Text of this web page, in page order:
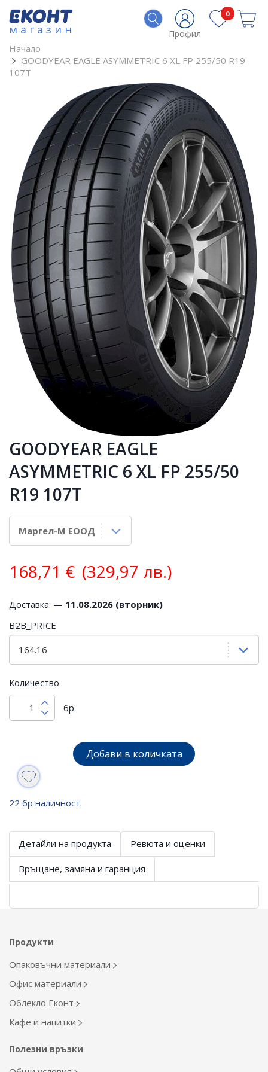
магазин Профил
0
Начало
GOODYEAR EAGLE ASYMMETRIC 6 XL FP 255/50 R19
107T
GOODYEAR EAGLE
ASYMMETRIC 6 XL FP 255/50
R19 107T
168,71 € (329,97 лв.)
Доставка: — 11.08.2026 (вторник)
B2B_PRICE
Количество
бр
Добави в количката
22 бр наличност.
Детайли на продукта Ревюта и оценки
Връщане, замяна и гаранция
Продукти
Опаковъчни материали
Офис материали
Облекло Еконт
Кафе и напитки
Полезни връзки